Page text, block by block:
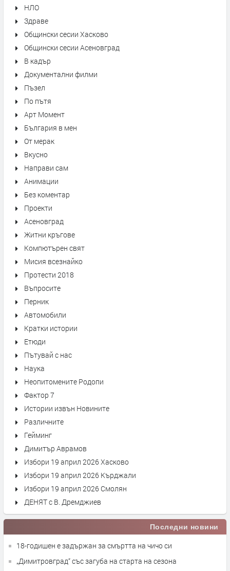
НЛО
Здраве
Общински сесии Хасково
Общински сесии Асеновград
В кадър
Документални филми
Пъзел
По пътя
Арт Момент
България в мен
От мерак
Вкусно
Направи сам
Анимации
Без коментар
Проекти
Асеновград
Житни кръгове
Компютърен свят
Мисия всезнайко
Протести 2018
Въпросите
Перник
Автомобили
Кратки истории
Етюди
Пътувай с нас
Наука
Неопитомените Родопи
Фактор 7
Истории извън Новините
Различните
Гейминг
Димитър Аврамов
Избори 19 април 2026 Хасково
Избори 19 април 2026 Кърджали
Избори 19 април 2026 Смолян
ДЕНЯТ с В. Дремджиев
Последни новини
18-годишен е задържан за смъртта на чичо си
„Димитровград“ със загуба на старта на сезона